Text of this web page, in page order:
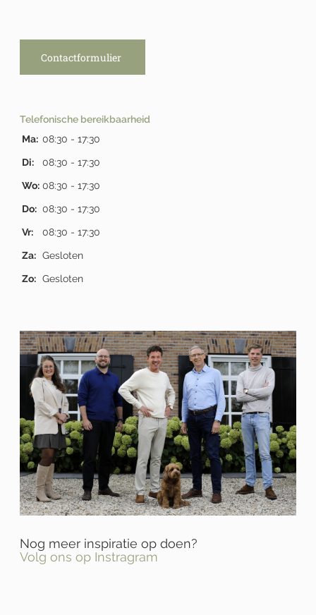
Contactformulier
Telefonische bereikbaarheid
Ma: 08:30 - 17:30
Di: 08:30 - 17:30
Wo: 08:30 - 17:30
Do: 08:30 - 17:30
Vr: 08:30 - 17:30
Za: Gesloten
Zo: Gesloten
Nog meer inspiratie op doen?
Volg ons op Instragram